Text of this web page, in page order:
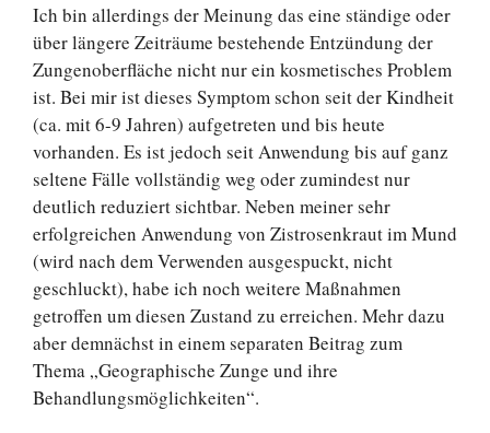
Ich bin allerdings der Meinung das eine ständige oder
über längere Zeiträume bestehende Entzündung der
Zungenoberfläche nicht nur ein kosmetisches Problem
ist. Bei mir ist dieses Symptom schon seit der Kindheit
(ca. mit 6-9 Jahren) aufgetreten und bis heute
vorhanden. Es ist jedoch seit Anwendung bis auf ganz
seltene Fälle vollständig weg oder zumindest nur
deutlich reduziert sichtbar. Neben meiner sehr
erfolgreichen Anwendung von Zistrosenkraut im Mund
(wird nach dem Verwenden ausgespuckt, nicht
geschluckt), habe ich noch weitere Maßnahmen
getroffen um diesen Zustand zu erreichen. Mehr dazu
aber demnächst in einem separaten Beitrag zum
Thema „Geographische Zunge und ihre
Behandlungsmöglichkeiten“.